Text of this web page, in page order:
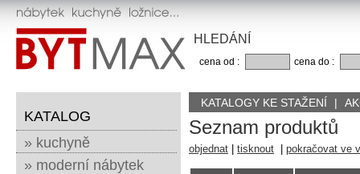
HLEDÁNÍ
cena od : cena do :
KATALOG
» kuchyně
» moderní nábytek
KATALOGY KE STAŽENÍ |
Seznam produktů
objednat tisknout pokračovat ve